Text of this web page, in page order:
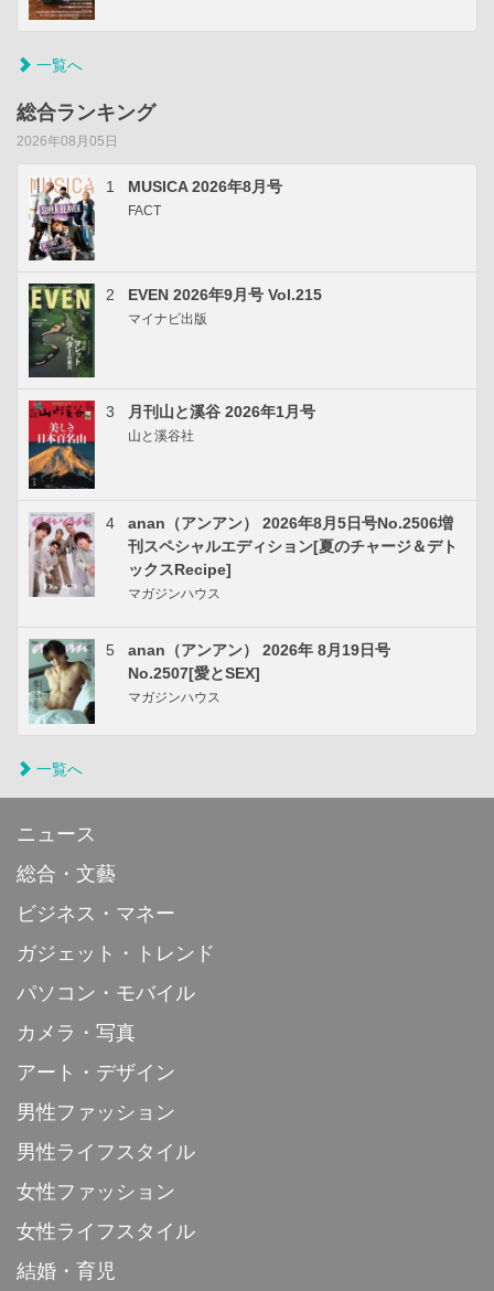
一覧へ
総合ランキング
2026年08月05日
1 MUSICA 2026年8月号
FACT
2 EVEN 2026年9月号 Vol.215
マイナビ出版
3 月刊山と溪谷 2026年1月号
山と溪谷社
4
anan（アンアン） 2026年8月5日号No.2506増
刊スペシャルエディション[夏のチャージ＆デト
ックスRecipe]
マガジンハウス
5
anan（アンアン） 2026年 8月19日号
No.2507[愛とSEX]
マガジンハウス
一覧へ
ニュース
総合・文藝
ビジネス・マネー
ガジェット・トレンド
パソコン・モバイル
カメラ・写真
アート・デザイン
男性ファッション
男性ライフスタイル
女性ファッション
女性ライフスタイル
結婚・育児